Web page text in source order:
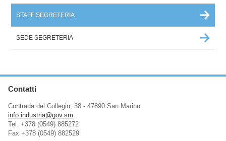
STAFF SEGRETERIA
SEDE SEGRETERIA
Contatti
Contrada del Collegio, 38 - 47890 San Marino
info.industria@gov.sm
Tel. +378 (0549) 885272
Fax +378 (0549) 882529